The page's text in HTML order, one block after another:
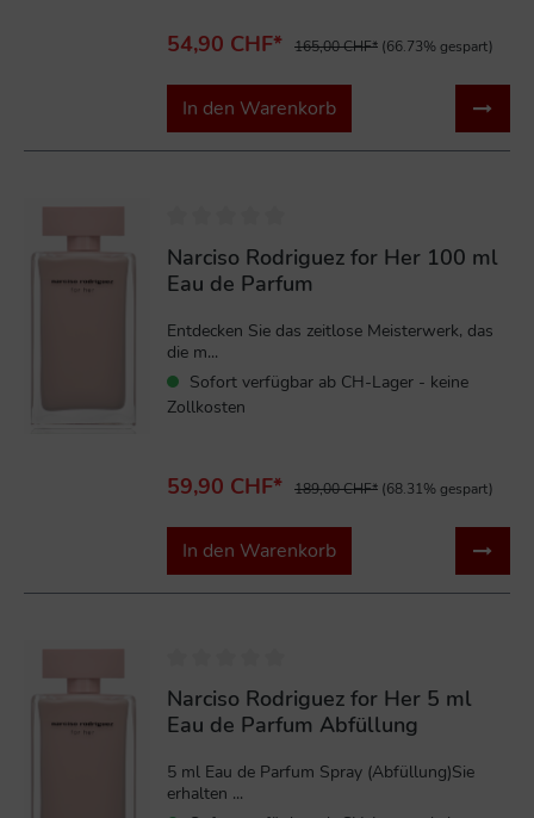
54,90 CHF* 165,00 CHF* (66.73% gespart)
In den Warenkorb
Narciso Rodriguez for Her 100 ml
Eau de Parfum
Entdecken Sie das zeitlose Meisterwerk, das
die m...
Sofort verfügbar ab CH-Lager - keine
Zollkosten
59,90 CHF* 189,00 CHF* (68.31% gespart)
In den Warenkorb
Narciso Rodriguez for Her 5 ml
Eau de Parfum Abfüllung
5 ml Eau de Parfum Spray (Abfüllung)Sie
erhalten ...